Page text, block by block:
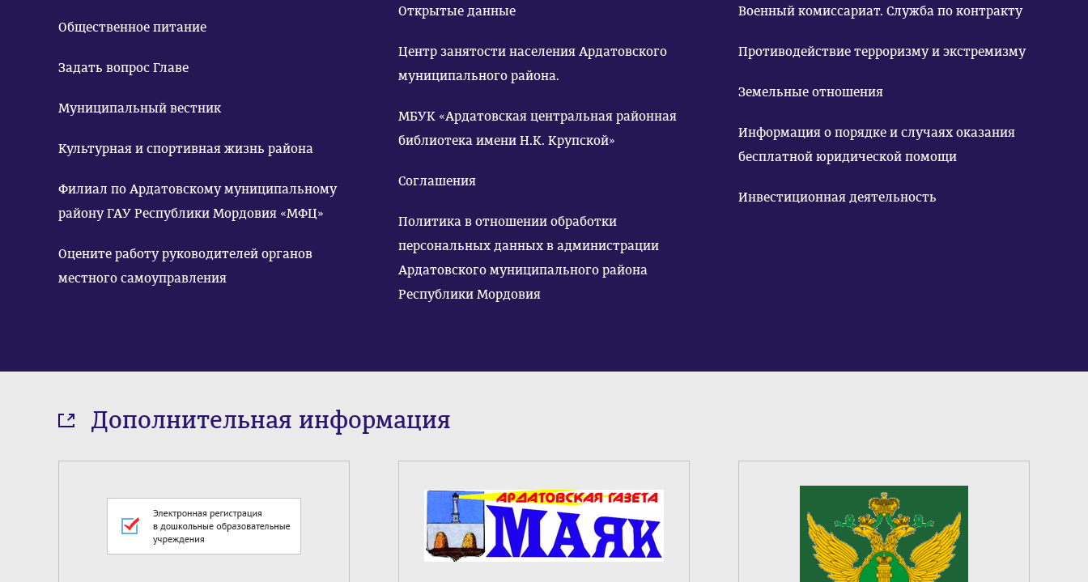
Общественное питание
Задать вопрос Главе
Муниципальный вестник
Культурная и спортивная жизнь района
Филиал по Ардатовскому муниципальному
району ГАУ Республики Мордовия «МФЦ»
Оцените работу руководителей органов
местного самоуправления
Открытые данные
Центр занятости населения Ардатовского
муниципального района.
МБУК «Ардатовская центральная районная
библиотека имени Н.К. Крупской»
Соглашения
Политика в отношении обработки
персональных данных в администрации
Ардатовского муниципального района
Республики Мордовия
Военный комиссариат. Служба по контракту
Противодействие терроризму и экстремизму
Земельные отношения
Информация о порядке и случаях оказания
бесплатной юридической помощи
Инвестиционная деятельность
Дополнительная информация